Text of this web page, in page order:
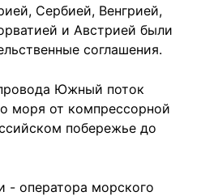
Сербией, Венгрией,
и Австрией были
соглашения.
Южный поток
моря от компрессорной
побережье до
- оператора морского